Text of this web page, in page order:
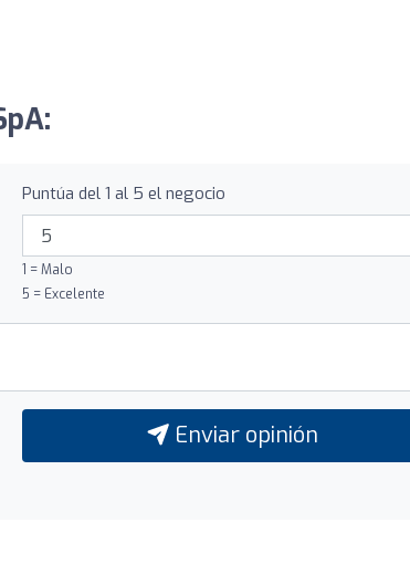
Puntúa del 1 al 5 el negocio
1 = Malo
5 = Excelente
Enviar opinión